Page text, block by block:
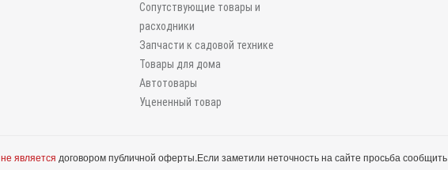
Сопутствующие товары и
расходники
Запчасти к садовой технике
Товары для дома
Автотовары
Уцененный товар
не является договором публичной оферты.Если заметили неточность на сайте просьба сообщить